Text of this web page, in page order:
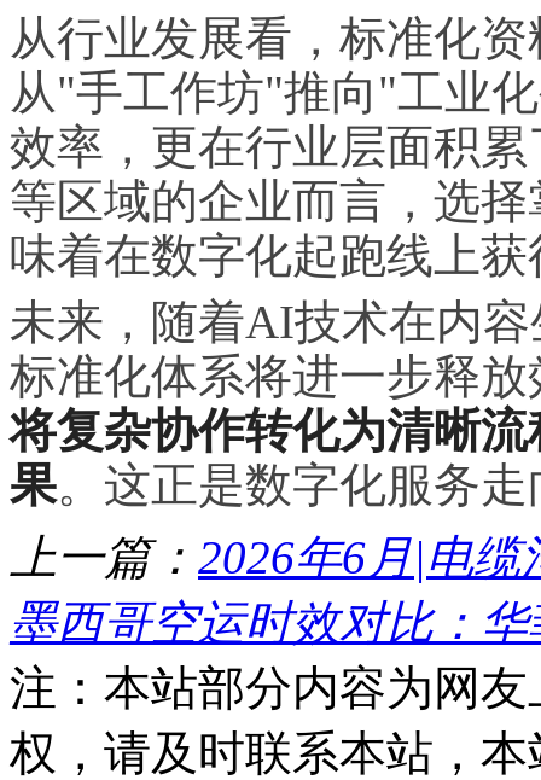
从行业发展看，标准化
从"手工作坊"推向"工业
效率，更在行业层面积
等区域的企业而言，选
味着在数字化起跑线上
未来，随着AI技术在内
标准化体系将进一步释
将复杂协作转化为清晰
果。这正是数字化服务
上一篇： 2026年6月|电缆
墨西哥空运时效对比：
注：本站部分内容为网
权，请及时联系本站，